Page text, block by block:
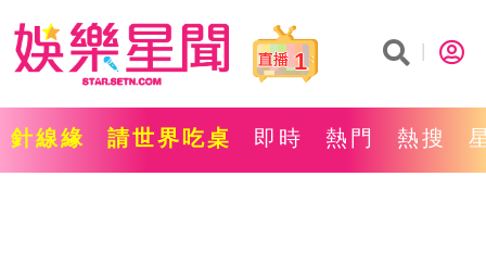
1
針線緣 請世界吃桌 即時 熱門 熱搜